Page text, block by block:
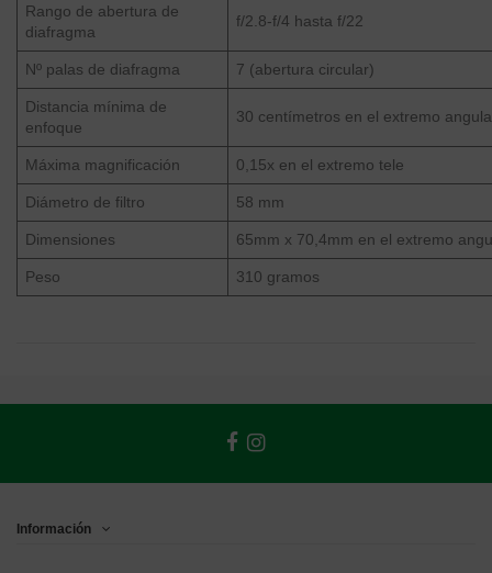
Rango de abertura de
diafragma
f/2.8-f/4 hasta f/22
Nº palas de diafragma 7 (abertura circular)
Distancia mínima de
enfoque
30 centímetros en el extremo
Máxima magnificación 0,15x en el extremo tele
Diámetro de filtro 58 mm
Dimensiones 65mm x 70,4mm en el extremo
Peso 310 gramos
Información